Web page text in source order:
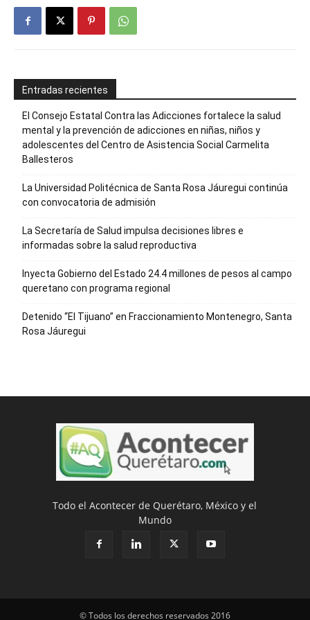
Entradas recientes
El Consejo Estatal Contra las Adicciones fortalece la salud
mental y la prevención de adicciones en niñas, niños y
adolescentes del Centro de Asistencia Social Carmelita
Ballesteros
La Universidad Politécnica de Santa Rosa Jáuregui continúa
con convocatoria de admisión
La Secretaría de Salud impulsa decisiones libres e
informadas sobre la salud reproductiva
Inyecta Gobierno del Estado 24.4 millones de pesos al campo
queretano con programa regional
Detenido “El Tijuano” en Fraccionamiento Montenegro, Santa
Rosa Jáuregui
Todo el Acontecer de Querétaro, México y el
Mundo
© Todos los derechos reservados 2016